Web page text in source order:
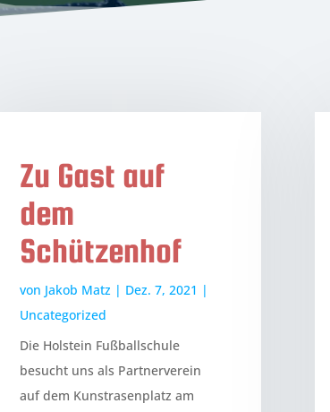
Zu Gast auf
dem
Schützenhof
von Jakob Matz | Dez. 7, 2021 |
Uncategorized
Die Holstein Fußballschule
besucht uns als Partnerverein
auf dem Kunstrasenplatz am